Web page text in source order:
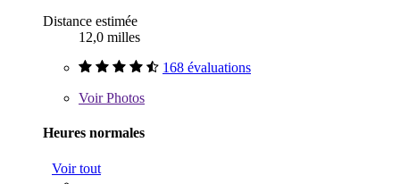
Distance estimée
12,0 milles
168 évaluations
VoirPhotos
Heures normales
Voir tout